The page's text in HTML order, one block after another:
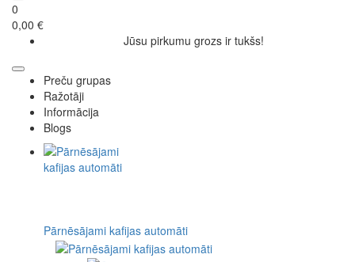
0
0,00 €
Jūsu pirkumu grozs ir tukšs!
Preču grupas
Ražotāji
Informācija
Blogs
Pārnēsājami kafijas automāti